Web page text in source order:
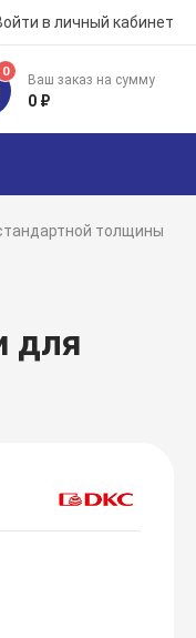
в личный кабинет
0
Ваш заказ на сумму
0 ₽
толщины
для